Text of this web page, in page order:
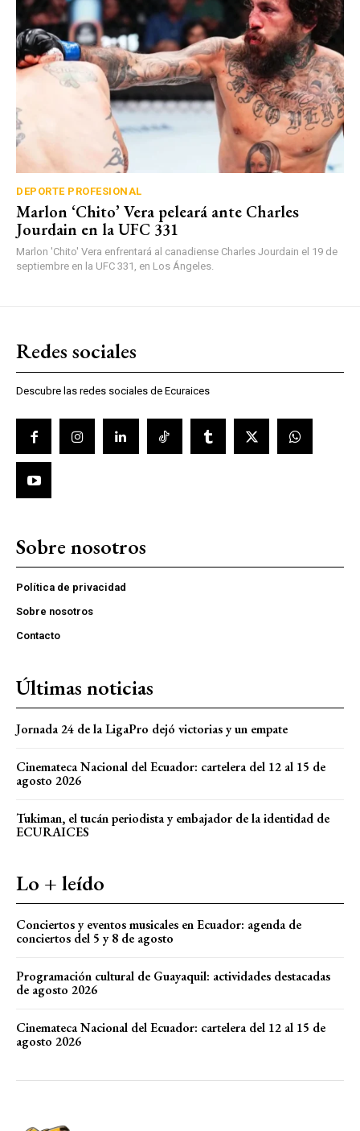
DEPORTE PROFESIONAL
Marlon ‘Chito’ Vera peleará ante Charles
Jourdain en la UFC 331
Marlon 'Chito' Vera enfrentará al canadiense Charles Jourdain el 19 de
septiembre en la UFC 331, en Los Ángeles.
Redes sociales
Descubre las redes sociales de Ecuraices
Sobre nosotros
Política de privacidad
Sobre nosotros
Contacto
Últimas noticias
Jornada 24 de la LigaPro dejó victorias y un empate
Cinemateca Nacional del Ecuador: cartelera del 12 al 15 de
agosto 2026
Tukiman, el tucán periodista y embajador de la identidad de
ECURAICES
Lo + leído
Conciertos y eventos musicales en Ecuador: agenda de
conciertos del 5 y 8 de agosto
Programación cultural de Guayaquil: actividades destacadas
de agosto 2026
Cinemateca Nacional del Ecuador: cartelera del 12 al 15 de
agosto 2026